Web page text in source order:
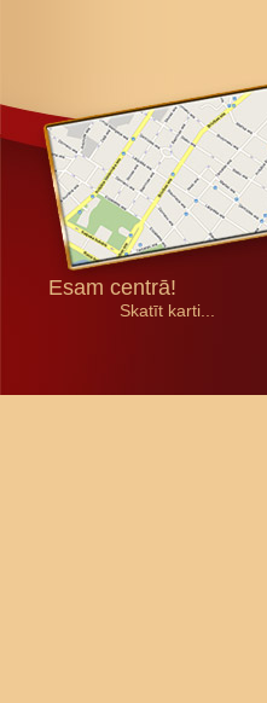
Esam centrā!
Skatīt karti...